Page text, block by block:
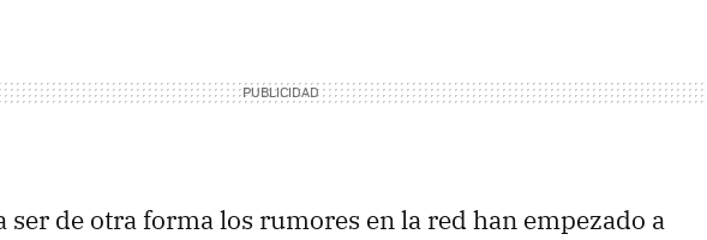
ser de otra forma los rumores en la red han empezado a